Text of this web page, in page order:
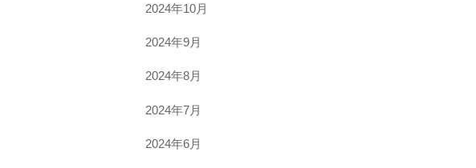
2024年10月
2024年9月
2024年8月
2024年7月
2024年6月